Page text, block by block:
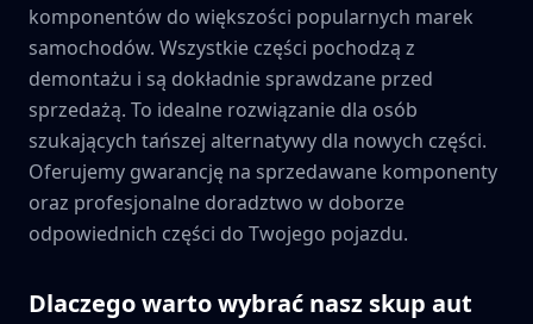
komponentów do większości popularnych marek
samochodów. Wszystkie części pochodzą z
demontażu i są dokładnie sprawdzane przed
sprzedażą. To idealne rozwiązanie dla osób
szukających tańszej alternatywy dla nowych części.
Oferujemy gwarancję na sprzedawane komponenty
oraz profesjonalne doradztwo w doborze
odpowiednich części do Twojego pojazdu.
Dlaczego warto wybrać nasz skup aut